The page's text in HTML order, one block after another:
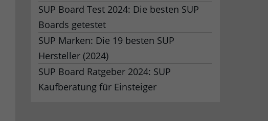
SUP Board Test 2024: Die besten SUP
Boards getestet
SUP Marken: Die 19 besten SUP
Hersteller (2024)
SUP Board Ratgeber 2024: SUP
Kaufberatung für Einsteiger